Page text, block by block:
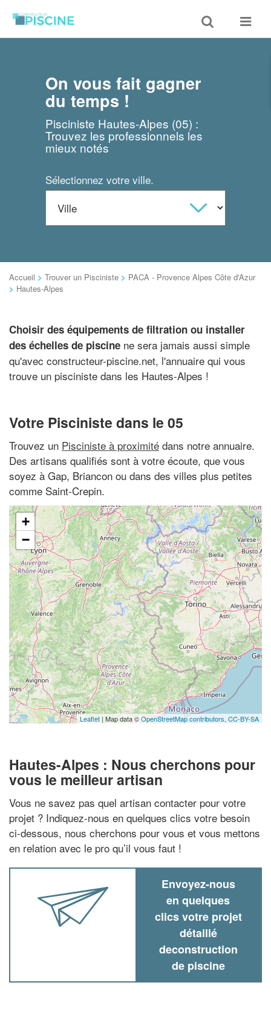
Toggle
search
Toggle
On vous fait gagner
du temps !
Pisciniste Hautes-Alpes (05) :
Trouvez les professionnels les
mieux notés
Sélectionnez votre ville.
Accueil > Trouver un Pisciniste > PACA - Provence Alpes Côte d'Azur
> Hautes-Alpes
Choisir des équipements de filtration ou installer
des échelles de piscine ne sera jamais aussi simple
qu'avec constructeur-piscine.net, l'annuaire qui vous
trouve un pisciniste dans les Hautes-Alpes !
Votre Pisciniste dans le 05
Trouvez un Pisciniste à proximité dans notre annuaire.
Des artisans qualifiés sont à votre écoute, que vous
soyez à Gap, Briancon ou dans des villes plus petites
comme Saint-Crepin.
+
−
Leaflet | Map data ©OpenStreetMap contributors, CC-BY-SA
Hautes-Alpes : Nous cherchons pour
vous le meilleur artisan
Vous ne savez pas quel artisan contacter pour votre
projet ? Indiquez-nous en quelques clics votre besoin
ci-dessous, nous cherchons pour vous et vous mettons
en relation avec le pro qu’il vous faut !
Envoyez-nous
en quelques
clics votre projet
détaillé
deconstruction
de piscine